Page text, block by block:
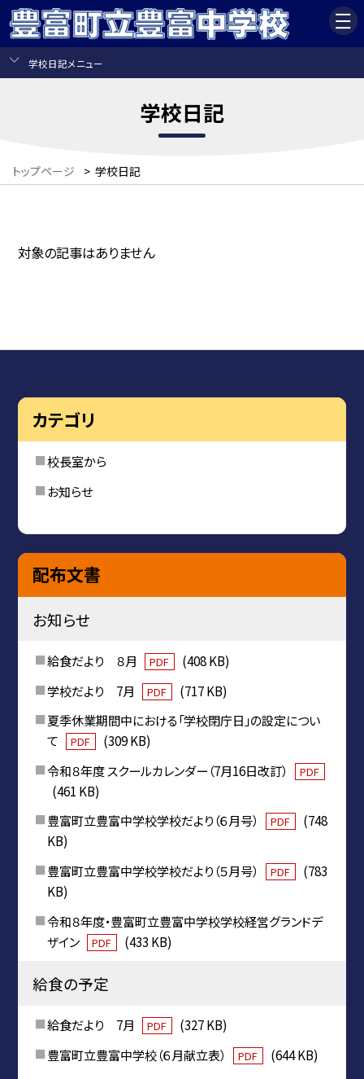
学校日記メニュー
学校日記
トップページ > 学校日記
対象の記事はありません
カテゴリ
校長室から
お知らせ
配布文書
お知らせ
給食だより ８月 PDF
(408 KB)
学校だより 7月
PDF
(717 KB)
夏季休業期間中における「学校閉庁日」の設定につい
て
PDF
(309 KB)
令和８年度 スクールカレンダー（7月16日改訂）
PDF
(461 KB)
豊富町立豊富中学校学校だより（６月号）
PDF
(748
KB)
豊富町立豊富中学校学校だより（５月号）
PDF
(783
KB)
令和８年度・豊富町立豊富中学校学校経営グランドデ
ザイン
PDF (433 KB)
給食の予定
給食だより 7月 PDF
(327 KB)
豊富町立豊富中学校（６月献立表）
PDF (644 KB)